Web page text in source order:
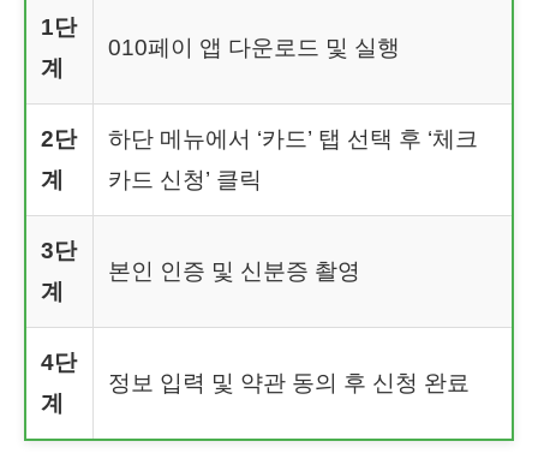
1단
계
010페이 앱 다운로드 및 실행
2단
계
하단 메뉴에서 ‘카드’ 탭 선택 후 ‘체크
카드 신청’ 클릭
3단
계
본인 인증 및 신분증 촬영
4단
계
정보 입력 및 약관 동의 후 신청 완료